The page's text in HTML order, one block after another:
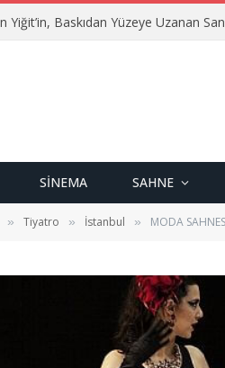
Yiğit’in, Baskıdan Yüzeye Uzanan
SINEMA SAHNE
» Tiyatro » İstanbul » MODA